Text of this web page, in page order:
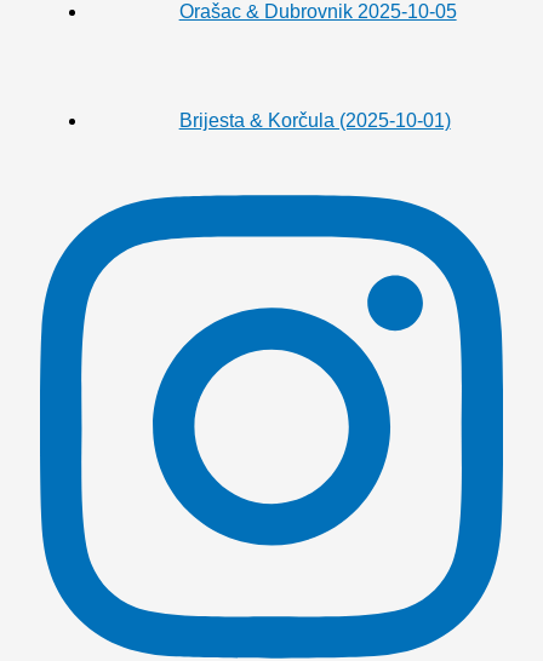
Orašac & Dubrovnik 2025-10-05
Brijesta & Korčula (2025-10-01)